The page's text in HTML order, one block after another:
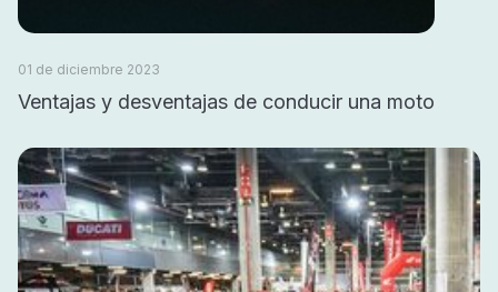
01 de diciembre 2023
Ventajas y desventajas de conducir una moto